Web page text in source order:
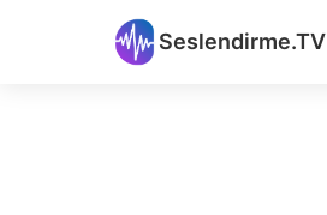
Seslendirme.TV